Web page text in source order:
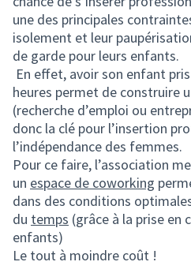
une des principales
isolement et leur
de garde pour leurs enfants.
En effet, avoir son enfant
heures permet de construire
(recherche d’emploi ou
donc la clé pour l’insertion
l’indépendance des femmes.
Pour ce faire, l’association
un espace de coworking
dans des conditions
du temps (grâce à la prise en
enfants)
Le tout à moindre coût !